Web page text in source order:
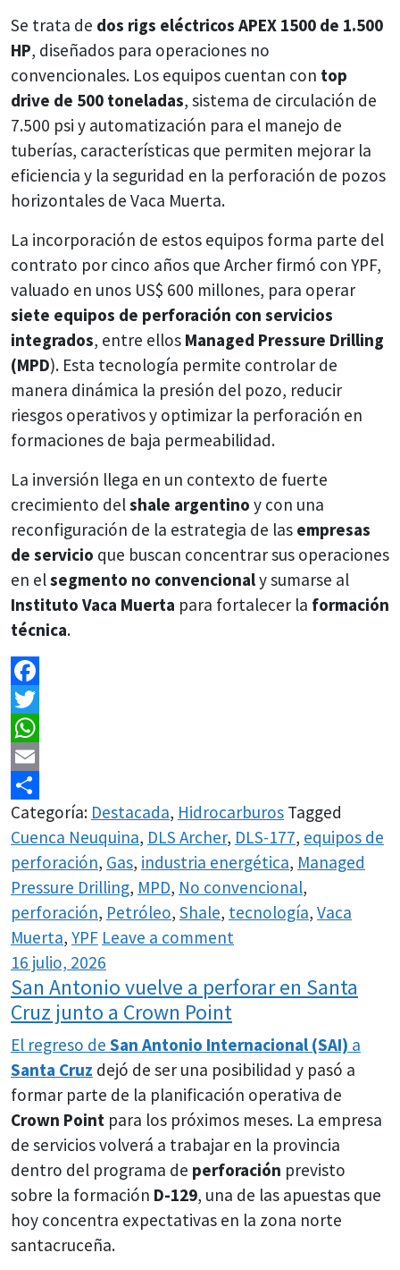
Se trata de dos rigs eléctricos APEX 1500 de 1.500
HP, diseñados para operaciones no
convencionales. Los equipos cuentan con top
drive de 500 toneladas, sistema de circulación de
7.500 psi y automatización para el manejo de
tuberías, características que permiten mejorar la
eficiencia y la seguridad en la perforación de pozos
horizontales de Vaca Muerta.
La incorporación de estos equipos forma parte del
contrato por cinco años que Archer firmó con YPF,
valuado en unos US$ 600 millones, para operar
siete equipos de perforación con servicios
integrados, entre ellos Managed Pressure Drilling
(MPD). Esta tecnología permite controlar de
manera dinámica la presión del pozo, reducir
riesgos operativos y optimizar la perforación en
formaciones de baja permeabilidad.
La inversión llega en un contexto de fuerte
crecimiento delshale argentino y con una
reconfiguración de la estrategia de las empresas
de servicio que buscan concentrar sus operaciones
en elsegmento no convencionaly sumarse al
Instituto Vaca Muerta para fortalecer la formación
técnica.
Facebook
Twitter
WhatsApp
Email
Share
Categoría: Destacada, Hidrocarburos Tagged
Cuenca Neuquina, DLS Archer, DLS-177, equipos de
perforación, Gas, industria energética, Managed
Pressure Drilling, MPD, No convencional,
perforación, Petróleo, Shale, tecnología, Vaca
Muerta, YPF Leave a comment
16 julio, 2026
San Antonio vuelve a perforar en Santa
Cruz junto a Crown Point
El regreso de San Antonio Internacional (SAI) a
Santa Cruz dejó de ser una posibilidad y pasó a
formar parte de la planificación operativa de
Crown Point para los próximos meses. La empresa
de servicios volverá a trabajar en la provincia
dentro del programa de perforación previsto
sobre la formación D-129, una de las apuestas que
hoy concentra expectativas en la zona norte
santacruceña.